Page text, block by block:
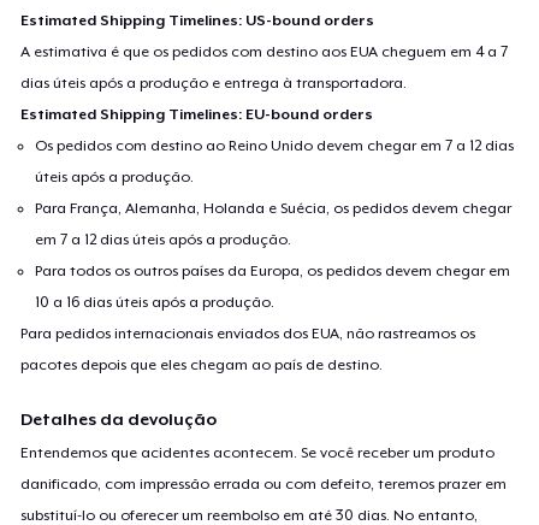
Estimated Shipping Timelines: US-bound orders
A estimativa é que os pedidos com destino aos EUA cheguem em 4 a 7
dias úteis após a produção e entrega à transportadora.
Estimated Shipping Timelines: EU-bound orders
Os pedidos com destino ao Reino Unido devem chegar em 7 a 12 dias
úteis após a produção.
Para França, Alemanha, Holanda e Suécia, os pedidos devem chegar
em 7 a 12 dias úteis após a produção.
Para todos os outros países da Europa, os pedidos devem chegar em
10 a 16 dias úteis após a produção.
Para pedidos internacionais enviados dos EUA, não rastreamos os
pacotes depois que eles chegam ao país de destino.
Detalhes da devolução
Entendemos que acidentes acontecem. Se você receber um produto
danificado, com impressão errada ou com defeito, teremos prazer em
substituí-lo ou oferecer um reembolso em até 30 dias. No entanto,